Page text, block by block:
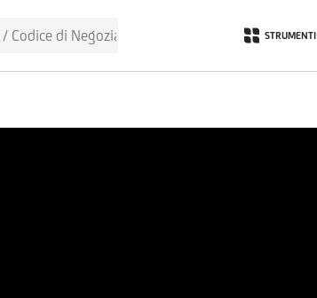
STRUMENTI